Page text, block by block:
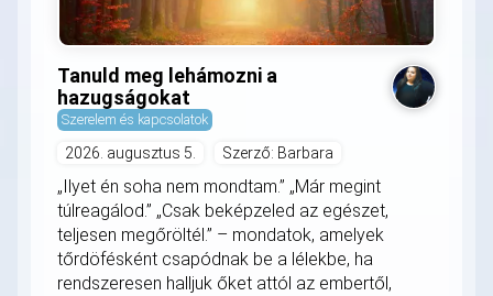
Tanuld meg lehámozni a
hazugságokat
Szerelem és kapcsolatok
2026. augusztus 5. Szerző: Barbara
„Ilyet én soha nem mondtam.” „Már megint
túlreagálod.” „Csak beképzeled az egészet,
teljesen megőröltél.” – mondatok, amelyek
tőrdöfésként csapódnak be a lélekbe, ha
rendszeresen halljuk őket attól az embertől,